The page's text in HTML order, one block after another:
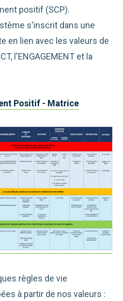
positif (SCP).
s'inscrit dans une
en lien avec les valeurs de
l'ENGAGEMENT et la
Positif - Matrice
règles de vie
à partir de nos valeurs :